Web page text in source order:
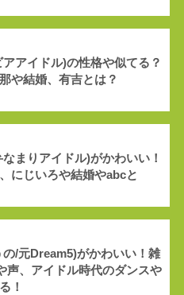
アイドル)の性格や似てる？
や結婚、有吉とは？
まりアイドル)がかわいい！
にじいろや結婚やabcと
の/元Dream5)がかわいい！雑
声、アイドル時代のダンスや
！